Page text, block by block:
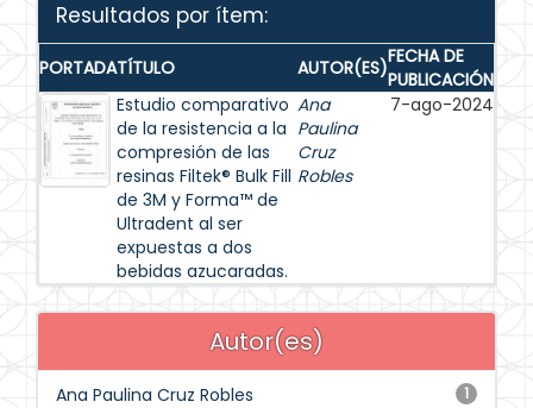
Resultados por ítem:
PORTADATÍTULO AUTOR(ES)FECHA DE
PUBLICACIÓN
Estudio comparativo
de la resistencia a la
compresión de las
resinas Filtek® Bulk Fill
de 3M y Forma™ de
Ultradent al ser
expuestas a dos
bebidas azucaradas.
Ana
Paulina
Cruz
Robles
7-ago-2024
Autor(es)
1
Ana Paulina Cruz Robles